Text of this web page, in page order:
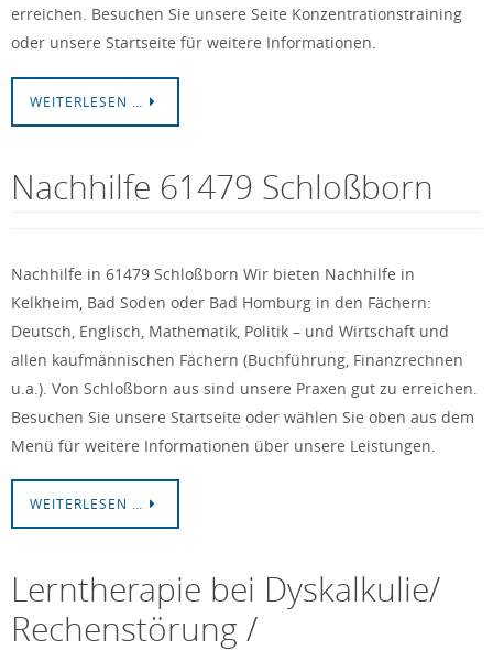
erreichen. Besuchen Sie unsere Seite Konzentrationstraining
oder unsere Startseite für weitere Informationen.
WEITERLESEN …
Nachhilfe 61479 Schloßborn
Nachhilfe in 61479 Schloßborn Wir bieten Nachhilfe in
Kelkheim, Bad Soden oder Bad Homburg in den Fächern:
Deutsch, Englisch, Mathematik, Politik – und Wirtschaft und
allen kaufmännischen Fächern (Buchführung, Finanzrechnen
u.a.). Von Schloßborn aus sind unsere Praxen gut zu erreichen.
Besuchen Sie unsere Startseite oder wählen Sie oben aus dem
Menü für weitere Informationen über unsere Leistungen.
WEITERLESEN …
Lerntherapie bei Dyskalkulie/
Rechenstörung /